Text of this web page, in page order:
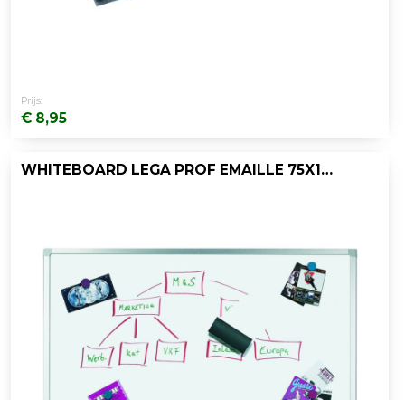
Prijs:
€ 8,95
WHITEBOARD LEGA PROF EMAILLE 75X100